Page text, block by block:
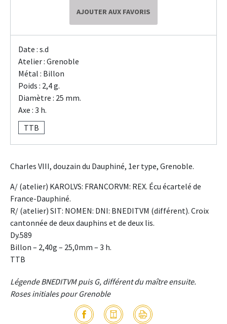
AJOUTER AUX FAVORIS
Date : s.d
Atelier : Grenoble
Métal : Billon
Poids : 2,4 g.
Diamètre : 25 mm.
Axe : 3 h.
TTB
Charles VIII, douzain du Dauphiné, 1er type, Grenoble.
A/ (atelier) KAROLVS: FRANCORVM: REX. Écu écartelé de
France-Dauphiné.
R/ (atelier) SIT: NOMEN: DNI: BNEDITVM (différent). Croix
cantonnée de deux dauphins et de deux lis.
Dy.589
Billon – 2,40g – 25,0mm – 3 h.
TTB
Légende BNEDITVM puis G, différent du maître ensuite.
Roses initiales pour Grenoble